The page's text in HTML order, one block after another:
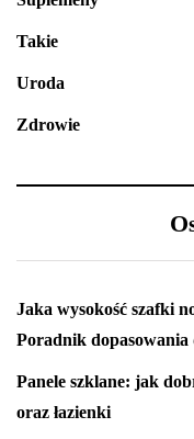
Takie
Uroda
Zdrowie
Jaka wysokość szafki
Poradnik
Panele szklane: jak
oraz łazienki